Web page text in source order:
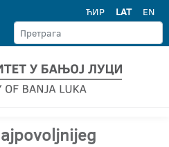
ЋИР LAT EN